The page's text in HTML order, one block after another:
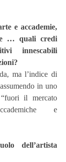
e accademie,
… quali credi
innescabili
ma l’indice di
in uno
il mercato
e
dell’artista